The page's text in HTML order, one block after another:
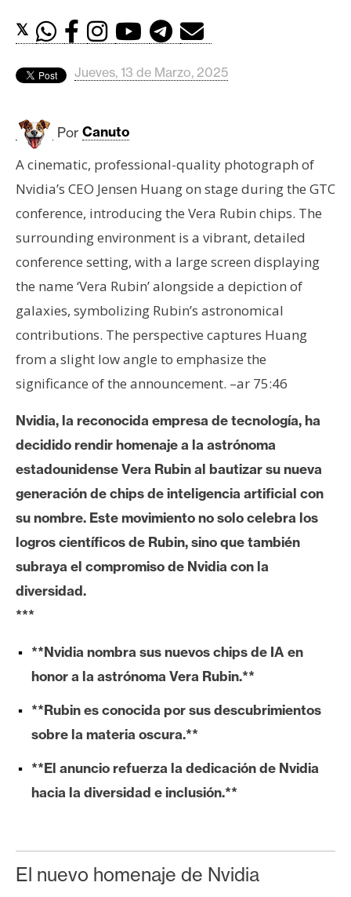
d
s
B
t
c
o
i
E
e
r
u
m
I
A
A
n
i
s
s
N
o
e
𝕏
Jueves, 13 de Marzo, 2025
Por Canuto
A cinematic, professional-quality photograph of
Nvidia’s CEO Jensen Huang on stage during the GTC
conference, introducing the Vera Rubin chips. The
surrounding environment is a vibrant, detailed
conference setting, with a large screen displaying
the name ‘Vera Rubin’ alongside a depiction of
galaxies, symbolizing Rubin’s astronomical
contributions. The perspective captures Huang
from a slight low angle to emphasize the
significance of the announcement. –ar 75:46
Nvidia, la reconocida empresa de tecnología, ha
decidido rendir homenaje a la astrónoma
estadounidense Vera Rubin al bautizar su nueva
generación de chips de inteligencia artificial con
su nombre. Este movimiento no solo celebra los
logros científicos de Rubin, sino que también
subraya el compromiso de Nvidia con la
diversidad.
***
**Nvidia nombra sus nuevos chips de IA en
honor a la astrónoma Vera Rubin.**
**Rubin es conocida por sus descubrimientos
sobre la materia oscura.**
**El anuncio refuerza la dedicación de Nvidia
hacia la diversidad e inclusión.**
El nuevo homenaje de Nvidia